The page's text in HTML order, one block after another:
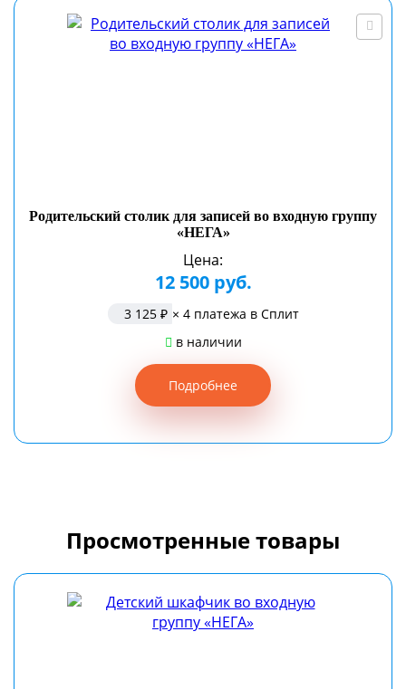
Родительский столик для записей во входную группу
«НЕГА»
Цена:
12 500 руб.
3 125 ₽ × 4 платежа в Сплит
в наличии
Подробнее
Просмотренные товары